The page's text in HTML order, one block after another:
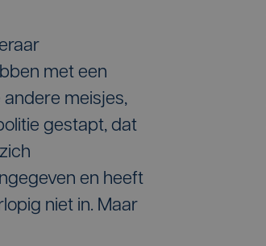
met een
meisjes,
gestapt, dat
en heeft
niet in. Maar